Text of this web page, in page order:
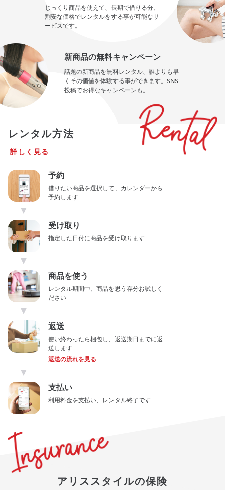
じっくり商品を使えて、長期で借りる分、
割安な価格でレンタルをする事が可能なサ
ービスです。
新商品の無料キャンペーン
話題の新商品を無料レンタル、誰よりも早
くその価値を体験する事ができます。SNS
投稿でお得なキャンペーンも。
レンタル方法
詳しく見る
予約
借りたい商品を選択して、カレンダーから
予約します
▼
受け取り
指定した日付に商品を受け取ります
▼
商品を使う
レンタル期間中、商品を思う存分お試しく
ださい
▼
返送
使い終わったら梱包し、返送期日までに返
送します
返送の流れを見る
▼
支払い
利用料金を支払い、レンタル終了です
アリススタイルの保険